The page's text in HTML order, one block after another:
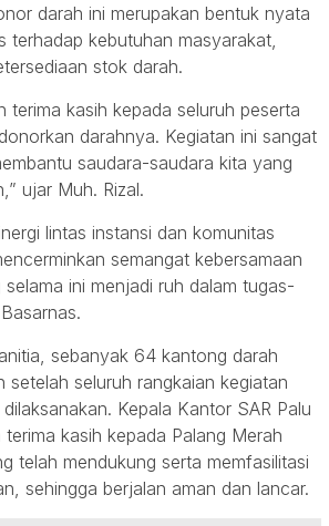
darah ini merupakan bentuk nyata
terhadap kebutuhan masyarakat,
stok darah.
terima kasih kepada seluruh peserta
darahnya. Kegiatan ini sangat
saudara-saudara kita yang
ujar Muh. Rizal.
lintas instansi dan komunitas
semangat kebersamaan
ini menjadi ruh dalam tugas-
sebanyak 64 kantong darah
setelah seluruh rangkaian kegiatan
Kepala Kantor SAR Palu
kasih kepada Palang Merah
telah mendukung serta memfasilitasi
sehingga berjalan aman dan lancar.